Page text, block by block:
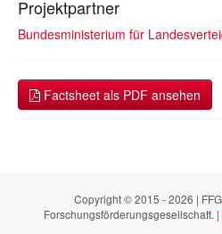
Projektpartner
Bundesministerium für
Factsheet als PDF ansehen
Copyright © 2015 - 2026 |
Forschungsförderungsgesellschaft. |